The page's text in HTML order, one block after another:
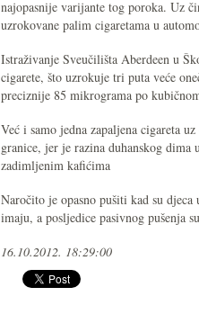
najopasnije varijante tog poroka. Uz
uzrokovane palim cigaretama u
Istraživanje Sveučilišta Aberdeen u
cigarete, što uzrokuje tri puta veće
preciznije 85 mikrograma po
Već i samo jedna zapaljena cigareta
granice, jer je razina duhanskog
zadimljenim kafićima
Naročito je opasno pušiti kad su
imaju, a posljedice pasivnog pušenja
16.10.2012. 18:29:00